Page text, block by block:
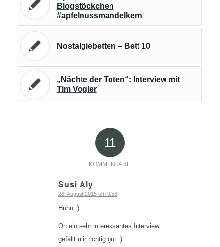
Blogstöckchen
#apfelnussmandelkern
Nostalgiebetten – Bett 10
„Nächte der Toten“: Interview mit
Tim Vogler
11
KOMMENTARE
Susi Aly
sagte:
26. August 2015 um 9:58
Huhu :)
Oh ein sehr interessantes Interview,
gefällt mir richtig gut :)